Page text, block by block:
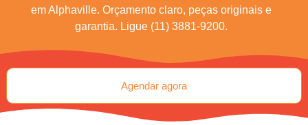
em Alphaville. Orçamento claro, peças originais e
garantia. Ligue (11) 3881-9200.
Agendar agora